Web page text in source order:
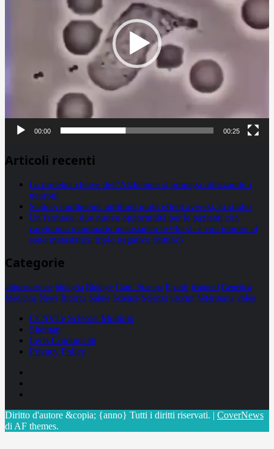
00:00 00:25
Articoli recenti
La proteina chiave dell’Alzheimer si propaga utilizzando i
neuroni
Statine: inutilmente attribuiti molti effetti avversi, lo studio
Un farmaco, due nuove opportunità per le pazienti con
carcinoma mammario metastatico hr+/her2- e con tumore al
seno metastatico triplo negativo (mtnbc)
Categorie
alimentazione biologia Biology Com. Stampa Epatiti featured Genetica
Medicina News Ricerca Salute Science Scienza vaccini Veterinaria video
CCSVI e Sclerosi Multipla
Sitemap
Invia Comunicati
Privacy Policy
Diritto d'autore &copia; {anno} Tutti i diritti riservati. | CoverNews
di AF themes.